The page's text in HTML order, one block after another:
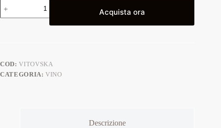
Acquista ora
COD:VITOVSKA
CATEGORIA:VINO
Descrizione